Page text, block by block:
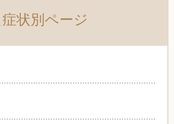
症状別ページ